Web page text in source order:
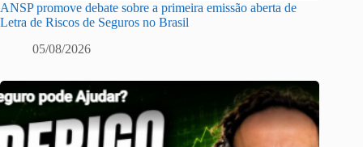
ANSP promove debate sobre a primeira emissão aberta de
Letra de Riscos de Seguros no Brasil
05/08/2026